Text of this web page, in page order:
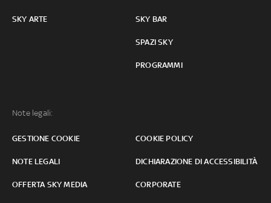
SKY ARTE SKY BAR
SPAZI SKY
PROGRAMMI
Note legali:
GESTIONE COOKIE COOKIE POLICY
NOTE LEGALI DICHIARAZIONE DI ACCESSIBILITÀ
OFFERTA SKY MEDIA CORPORATE